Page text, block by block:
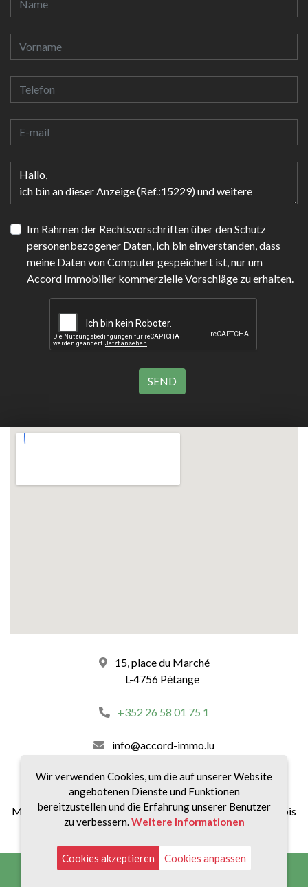
Im Rahmen der Rechtsvorschriften über den Schutz
personenbezogener Daten, ich bin einverstanden, dass
meine Daten von Computer gespeichert ist, nur um
Accord Immobilier kommerzielle Vorschläge zu erhalten.
15, place du Marché
L-4756 Pétange
+352 26 58 01 75 1
info@accord-immo.lu
unsere Zeitpläne :
Montag bis Freitag von 8:30 bis 12:00 Uhr und von 14:00 bis
18:30 Uhr
| Datenschutz Gebühren
Wir verwenden Cookies, um die auf unserer Website
angebotenen Dienste und Funktionen
bereitzustellen und die Erfahrung unserer Benutzer
zu verbessern.Weitere Informationen
Cookies akzeptieren Cookies anpassen